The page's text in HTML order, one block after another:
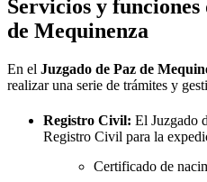
Servicios y funciones
de Mequinenza
En el Juzgado de Paz de
realizar una serie de trámites y
Registro Civil: El Juzgado
Registro Civil para la
Certificado de